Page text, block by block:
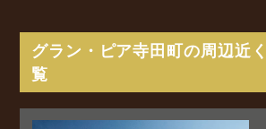
グラン・ピア寺田町の周辺近
覧